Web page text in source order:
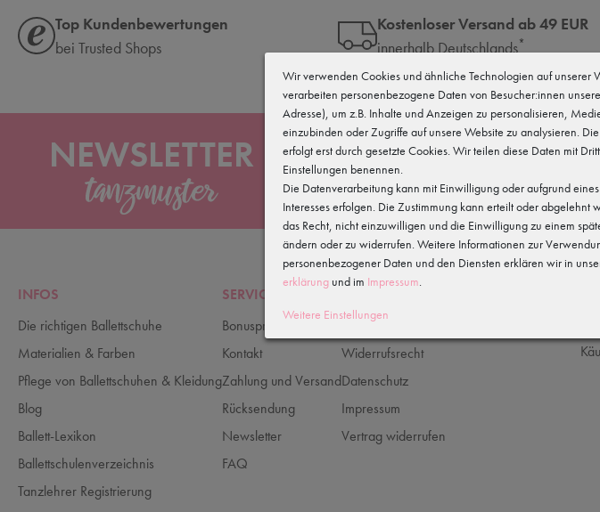
Top Kundenbewertungen
bei Trusted Shops
Kostenloser Versand ab 49 EUR
innerhalb Deutschlands*
NEWSLETTER 5 %
für Deine
Newsletteranmeldung
INFOS
Die richtigen Ballettschuhe
Materialien & Farben
Pflege von Ballettschuhen & Kleidung
Blog
Ballett-Lexikon
Ballettschulenverzeichnis
Tanzlehrer Registrierung
SERVICE
Bonusprogramm
Kontakt
Zahlung und Versand
Rücksendung
Newsletter
FAQ
RECHTLICHES
Widerrufsrecht
Datenschutz
Impressum
Vertrag widerrufen
Wir verwenden Cookies und ähnliche Technologien auf unserer
verarbeiten personenbezogene Daten von Besucher:innen
Adresse), um z.B. Inhalte und Anzeigen zu personalisieren,
einzubinden oder Zugriffe auf unsere Website zu analysieren.
erfolgt erst durch gesetzte Cookies. Wir teilen diese Daten mit
Einstellungen benennen.
Die Datenverarbeitung kann mit Einwilligung oder aufgrund
Interesses erfolgen. Die Zustimmung kann erteilt oder abgelehnt
das Recht, nicht einzuwilligen und die Einwilligung zu einem
ändern oder zu widerrufen. Weitere Informationen zur
personenbezogener Daten und den Diensten erklären wir in
erklärung und im Impressum.
Weitere Einstellungen